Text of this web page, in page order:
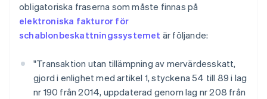
obligatoriska fraserna som måste finnas på
elektroniska fakturor för
schablonbeskattningssystemet är följande:
"Transaktion utan tillämpning av mervärdesskatt,
gjord i enlighet med artikel 1, styckena 54 till 89 i lag
nr 190 från 2014, uppdaterad genom lag nr 208 från